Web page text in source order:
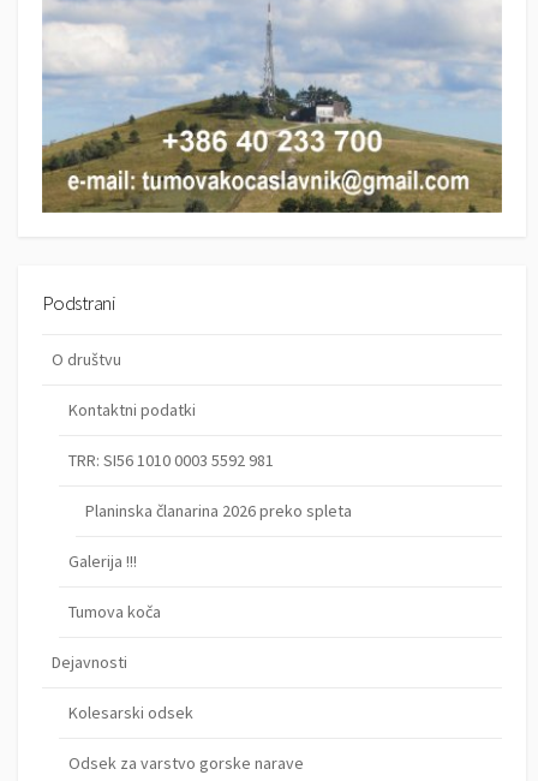
Podstrani
O društvu
Kontaktni podatki
TRR: SI56 1010 0003 5592 981
Planinska članarina 2026 preko spleta
Galerija !!!
Tumova koča
Dejavnosti
Kolesarski odsek
Odsek za varstvo gorske narave